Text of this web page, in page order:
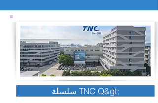
سلسلة TNC Q&gt;